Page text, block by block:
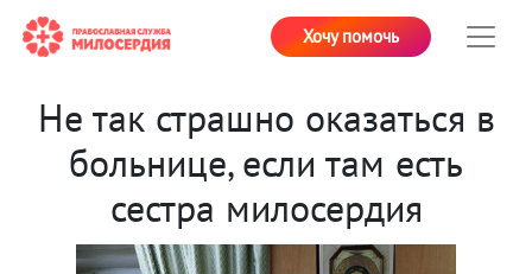
Хочу помочь
Не так страшно оказаться в
больнице, если там есть
сестра милосердия